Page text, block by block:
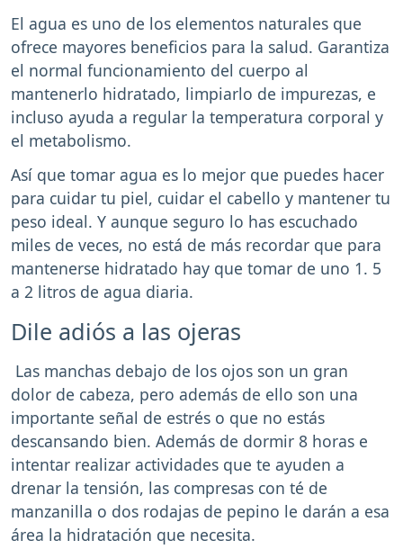
El agua es uno de los elementos naturales que
ofrece mayores beneficios para la salud. Garantiza
el normal funcionamiento del cuerpo al
mantenerlo hidratado, limpiarlo de impurezas, e
incluso ayuda a regular la temperatura corporal y
el metabolismo.
Así que tomar agua es lo mejor que puedes hacer
para cuidar tu piel, cuidar el cabello y mantener tu
peso ideal. Y aunque seguro lo has escuchado
miles de veces, no está de más recordar que para
mantenerse hidratado hay que tomar de uno 1. 5
a 2 litros de agua diaria.
Dile adiós a las ojeras
Las manchas debajo de los ojos son un gran
dolor de cabeza, pero además de ello son una
importante señal de estrés o que no estás
descansando bien. Además de dormir 8 horas e
intentar realizar actividades que te ayuden a
drenar la tensión, las compresas con té de
manzanilla o dos rodajas de pepino le darán a esa
área la hidratación que necesita.